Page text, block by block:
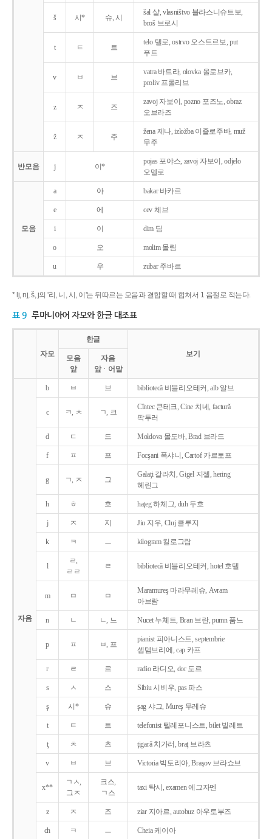
š 시* 슈, 시
šal 샬, vlasništvo 블라스니슈트보,
broš 브로시
t ㅌ 트
telo 텔로, ostrvo 오스트르보, put
푸트
v ㅂ 브
vatra 바트라, olovka 올로브카,
proliv 프롤리브
z ㅈ 즈
zavoj 자보이, pozno 포즈노, obraz
오브라즈
ž ㅈ 주
žena 제나, izložba 이즐로주바, muž
무주
반모음 j 이*
pojas 포야스, zavoj 자보이, odjelo
오델로
모음
a 아 bakar 바카르
e 에 cev 체브
i 이 dim 딤
o 오 molim 몰림
u 우 zubar 주바르
* lj, nj, š, j의 '리, 니, 시, 이'는 뒤따르는 모음과 결합할 때 합쳐서 1 음절로 적는다.
표 9 루마니아어 자모와 한글 대조표
자모
한글
보기
모음
앞
자음
앞ㆍ어말
자음
b ㅂ 브 bibliotecǎ 비블리오테커, alb 알브
c ㅋ, ㅊ ㄱ, 크
Cîntec 큰테크, Cine 치네, facturǎ
팍투러
d ㄷ 드 Moldova 몰도바, Brad 브라드
f ㅍ 프 Focşani 폭샤니, Cartof 카르토프
g ㄱ, ㅈ 그
Galaţi 갈라치, Gigel 지젤, hering
헤린그
h ㅎ 흐 haţeg 하체그, duh 두흐
j ㅈ 지 Jiu 지우, Cluj 클루지
k ㅋ ㅡ kilogram 킬로그람
l
ㄹ,
ㄹㄹ
ㄹ bibliotecǎ 비블리오테커, hotel 호텔
m ㅁ ㅁ
Maramureş 마라무레슈, Avram
아브람
n ㄴ ㄴ, 느 Nucet 누체트, Bran 브란, pumn 품느
p ㅍ ㅂ, 프
pianist 피아니스트, septembrie
셉템브리에, cap 카프
r ㄹ 르 radio 라디오, dor 도르
s ㅅ 스 Sibiu 시비우, pas 파스
ş 시* 슈 şag 샤그, Mureş 무레슈
t ㅌ 트 telefonist 텔레포니스트, bilet 빌레트
ţ ㅊ 츠 ţigarǎ 치가러, braţ 브라츠
v ㅂ 브 Victoria 빅토리아, Braşov 브라쇼브
x**
ㄱㅅ,
그ㅈ
크스,
ㄱ스
taxi 탁시, examen 에그자멘
z ㅈ 즈 ziar 지아르, autobuz 아우토부즈
ch ㅋ ㅡ Cheia 케이아